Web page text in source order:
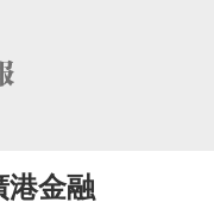
港金融